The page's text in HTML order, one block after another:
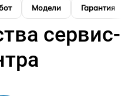
Модели Гарантия
сервис-